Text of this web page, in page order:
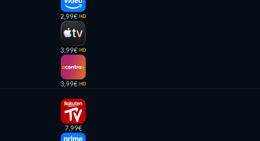
2,99€ HD
3,99€ HD
3,99€ HD
7,99€